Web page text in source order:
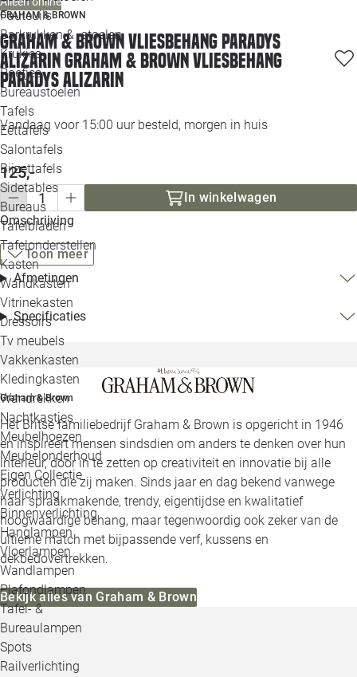
Fauteuils
Barkrukken & -stoelen
Krukjes
Poefjes
Bureaustoelen
Tafels
Eettafels
Salontafels
Bijzettafels
Sidetables
Bureaus
Tafelbladen
Tafelonderstellen
Kasten
Wandkasten
Vitrinekasten
Dressoirs
Tv meubels
Vakkenkasten
Kledingkasten
Wandrekken
Nachtkastjes
Meubelhoezen
Meubelonderhoud
Eigen Collectie
Verlichting
Binnenverlichting
Hanglampen
Vloerlampen
Wandlampen
Plafondlampen
Tafel- &
Bureaulampen
Spots
Railverlichting
GRAHAM & BROWN
Graham & Brown vliesbehang Paradys
Alizarin Graham & Brown vliesbehang
Paradys Alizarin
Vandaag voor 15:00 uur besteld, morgen in huis
125,-
In winkelwagen
Omschrijving
Toon meer
Afmetingen
Specificaties
Graham & Brown
Het Britse familiebedrijf Graham & Brown is opgericht in 1946
en inspireert mensen sindsdien om anders te denken over hun
interieur, door in te zetten op creativiteit en innovatie bij alle
producten die zij maken. Sinds jaar en dag bekend vanwege
haar spraakmakende, trendy, eigentijdse en kwalitatief
hoogwaardige behang, maar tegenwoordig ook zeker van de
ultieme match met bijpassende verf, kussens en
dekbedovertrekken.
Bekijk alles van Graham & Brown